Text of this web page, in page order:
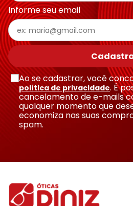
Informe seu email
Ao se cadastrar, você
política de privacidade. É
cancelamento de e-mails
qualquer momento que
economiza nas suas
spam.